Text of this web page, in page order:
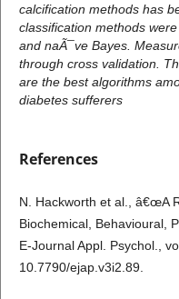
calcification methods has
classification methods
and naÃ¯ve Bayes.
through cross validation.
are the best algorithms
diabetes sufferers
References
N. Hackworth et al., â€œA
Biochemical, Behavioural,
E-Journal Appl. Psychol.,
10.7790/ejap.v3i2.89.